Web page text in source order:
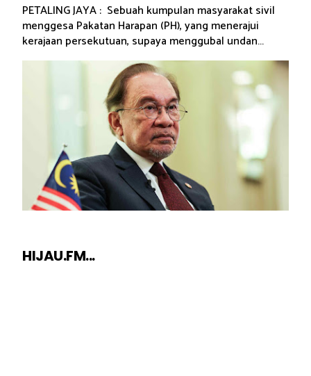
PETALING JAYA : Sebuah kumpulan masyarakat sivil
menggesa Pakatan Harapan (PH), yang menerajui
kerajaan persekutuan, supaya menggubal undan...
HIJAU.FM...